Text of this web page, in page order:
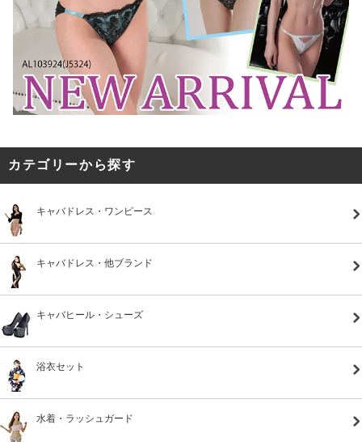
カテゴリーから探す
キャバドレス・ワンピース
キャバドレス・他ブランド
キャバヒール・シューズ
浴衣セット
水着・ラッシュガード